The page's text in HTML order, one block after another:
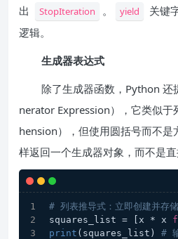
出 StopIteration 。 yield
关键
逻辑。
生成器表达式
除了生成器函数，Python 还
nerator Expression），它类似
hension），但使用圆括号而不是
样返回一个生成器对象，而不是直
# 列表推导式：立即创建并存
squares_list = [x * x
print (squares_list) #